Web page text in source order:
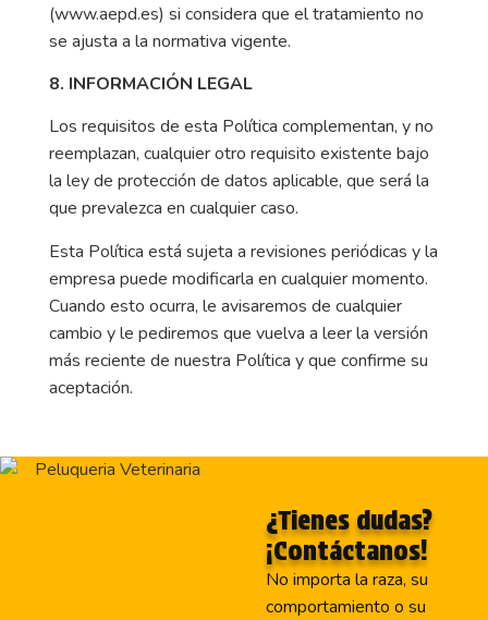
(www.aepd.es) si considera que el tratamiento no
se ajusta a la normativa vigente.
8. INFORMACIÓN LEGAL
Los requisitos de esta Política complementan, y no
reemplazan, cualquier otro requisito existente bajo
la ley de protección de datos aplicable, que será la
que prevalezca en cualquier caso.
Esta Política está sujeta a revisiones periódicas y la
empresa puede modificarla en cualquier momento.
Cuando esto ocurra, le avisaremos de cualquier
cambio y le pediremos que vuelva a leer la versión
más reciente de nuestra Política y que confirme su
aceptación.
¿Tienes dudas?
¡Contáctanos!
No importa la raza, su
comportamiento o su